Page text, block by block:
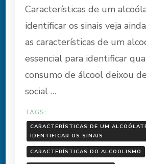
Características de um
identificar os sinais veja
as características de um
essencial para identificar
consumo de álcool deixou
social …
TAGS:
CARACTERÍSTICAS DE UM
IDENTIFICAR OS SINAIS
CARACTERÍSTICAS DO ALCOOLISMO